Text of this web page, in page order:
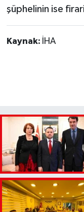
şüphelinin ise
Kaynak: İHA